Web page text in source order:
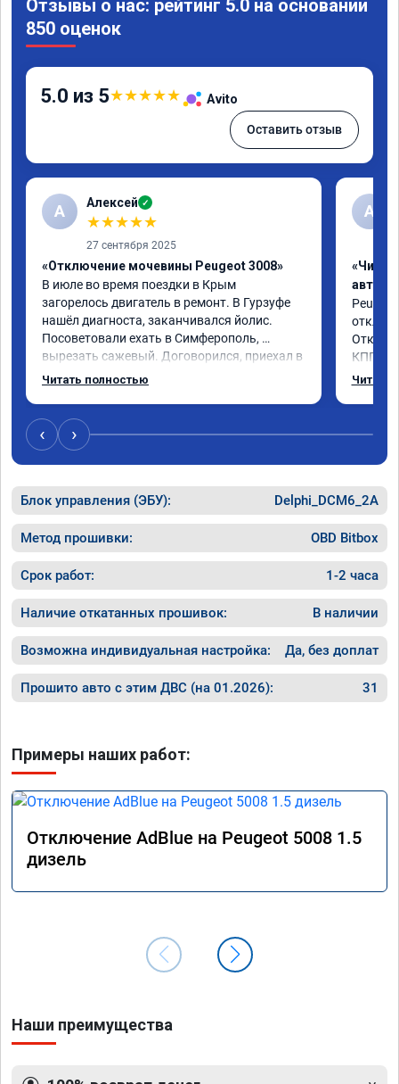
Отзывы о нас: рейтинг 5.0 на основании
850 оценок
5.0 из 5★★★★★ Avito
Оставить отзыв
А Алексей ✓
★★★★★
27 сентября 2025
«Отключение мочевины Peugeot 3008»
В июле во время поездки в Крым
загорелось двигатель в ремонт. В Гурзуфе
нашёл диагноста, заканчивался йолис.
Посоветовали ехать в Симферополь,
вырезать сажевый. Договорился, приехал в
тот же день, в течение 4-х часов удалили,
Машина поехала намного шустрее,
поначалу смущал чёрный дым при пуске
двигателя и резком нажатии на педаль газа,
привык. Всё таки дизель. Два месяца
3008 2-поколение дизель 2,0 литра.
Читать полностью
А
«Чип
Отклик
КПП,
Читать
‹ ›
Блок управления (ЭБУ): Delphi_DCM6_2A
Метод прошивки: OBD Bitbox
Срок работ: 1-2 часа
Наличие откатанных прошивок: В наличии
Возможна индивидуальная настройка: Да, без доплат
Прошито авто с этим ДВС (на 01.2026): 31
Примеры наших работ:
Отключение AdBlue на Peugeot 5008 1.5
дизель
Наши преимущества